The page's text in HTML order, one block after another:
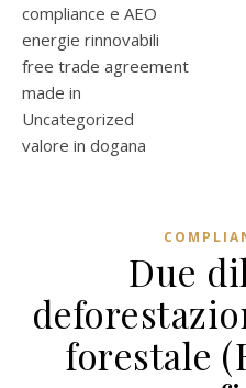
compliance e AEO
energie rinnovabili
free trade agreement
made in
Uncategorized
valore in dogana
Due
forestale